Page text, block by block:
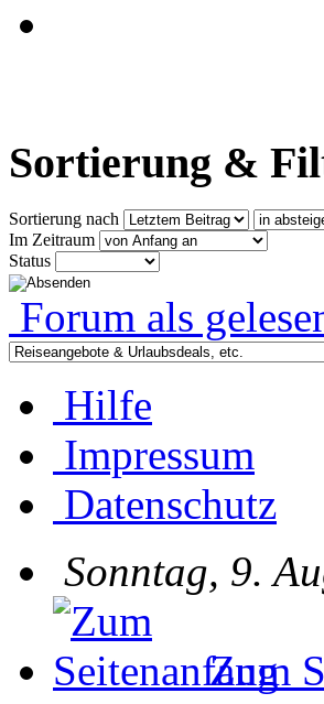
Sortierung &
Sortierung nach
Im Zeitraum
Status
Forum als
Hilfe
Impressum
Datenschutz
Sonntag, 9.
Zum